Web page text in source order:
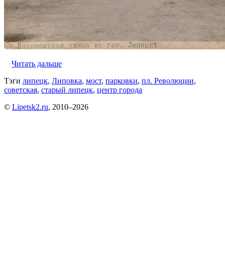
Читать дальше
Тэги липецк, Липовка, мост, парковки, пл. Революции,
советская, старый липецк, центр города
© Lipetsk2.ru, 2010–2026